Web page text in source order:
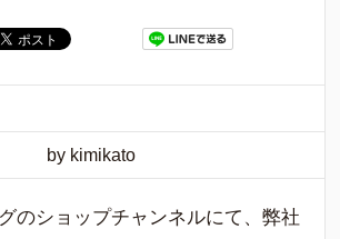
by kimikato
のショップチャンネルにて、弊社